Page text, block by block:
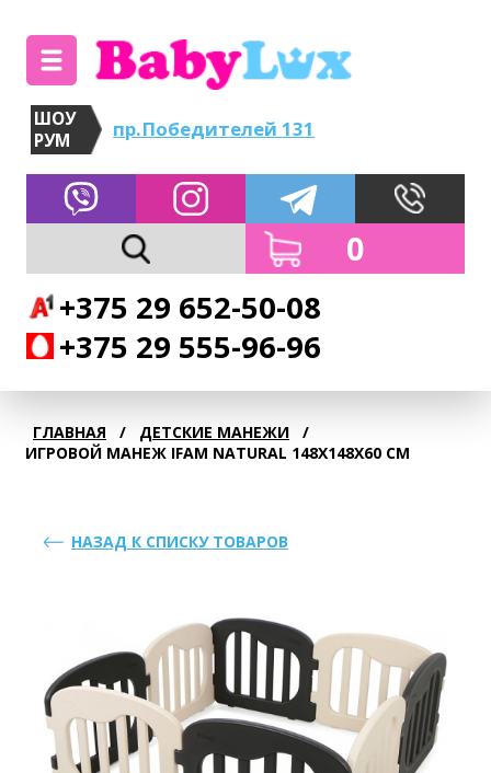
РУМ
пр.Победителей 131
0
+375 29 652-50-08
+375 29 555-96-96
ГЛАВНАЯ / ДЕТСКИЕ МАНЕЖИ
/
ИГРОВОЙ МАНЕЖ IFAM NATURAL 148X148X60 СМ
НАЗАД К СПИСКУ ТОВАРОВ